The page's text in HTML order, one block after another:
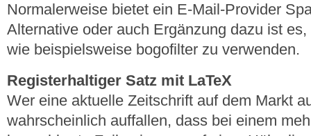
Normalerweise bietet ein E-Mail-Provider
Alternative oder auch Ergänzung dazu ist
wie beispielsweise bogofilter zu verwenden.
Registerhaltiger Satz mit LaTeX
Wer eine aktuelle Zeitschrift auf dem Markt
wahrscheinlich auffallen, dass bei einem